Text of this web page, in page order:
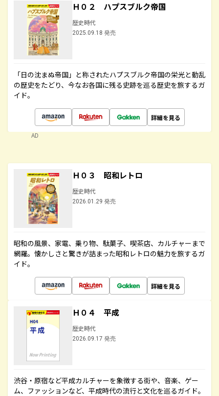
Ｈ０２ ハプスブルク帝国
歴史時代
2025.09.18 発売
「日の沈まぬ帝国」と称されたハプスブルク帝国の栄光と動乱
の歴史をたどり、今なお各国に残る史跡を巡る歴史を旅するガ
イド。
詳細を見る
AD
Ｈ０３ 昭和レトロ
歴史時代
2026.01.29 発売
昭和の風景、家電、乗り物、駄菓子、喫茶店、カルチャーまで
網羅。懐かしさと驚きが詰まった昭和レトロの魅力を旅するガ
イド。
詳細を見る
Ｈ０４ 平成
歴史時代
2026.09.17 発売
渋谷・原宿など平成カルチャーを象徴する街や、音楽、ゲー
ム、ファッションなど、平成時代の流行と文化を巡るガイド。